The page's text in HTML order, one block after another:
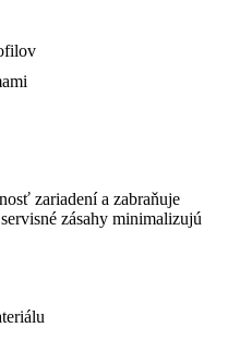
zariadení a zabraňuje
zásahy minimalizujú